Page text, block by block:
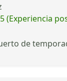
5 (Experiencia
de